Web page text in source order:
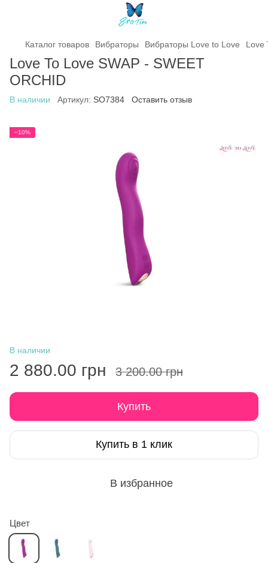
Каталог товаров Вибраторы Вибраторы Love to Love Love
Love To Love SWAP - SWEET
ORCHID
В наличии Артикул: SO7384 Оставить отзыв
−10%
В наличии
2 880.00 грн 3 200.00 грн
Купить
Купить в 1 клик
В избранное
Цвет